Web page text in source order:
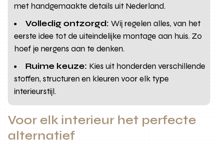
met handgemaakte details uit Nederland.
Volledig ontzorgd: Wij regelen alles, van het
eerste idee tot de uiteindelijke montage aan huis. Zo
hoef je nergens aan te denken.
Ruime keuze: Kies uit honderden verschillende
stoffen, structuren en kleuren voor elk type
interieurstijl.
Voor elk interieur het perfecte
alternatief